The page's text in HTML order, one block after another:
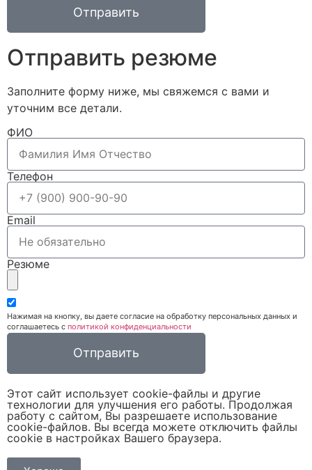
Отправить
Отправить резюме
Заполните форму ниже, мы свяжемся с вами и
уточним все детали.​
ФИО
Телефон
Email
Резюме
Нажимая на кнопку, вы даете согласие на обработку персональных данных и
соглашаетесь c политикой конфиденциальности
Отправить
Этот сайт использует cookie-файлы и другие
технологии для улучшения его работы. Продолжая
работу с сайтом, Вы разрешаете использование
cookie-файлов. Вы всегда можете отключить файлы
cookie в настройках Вашего браузера.